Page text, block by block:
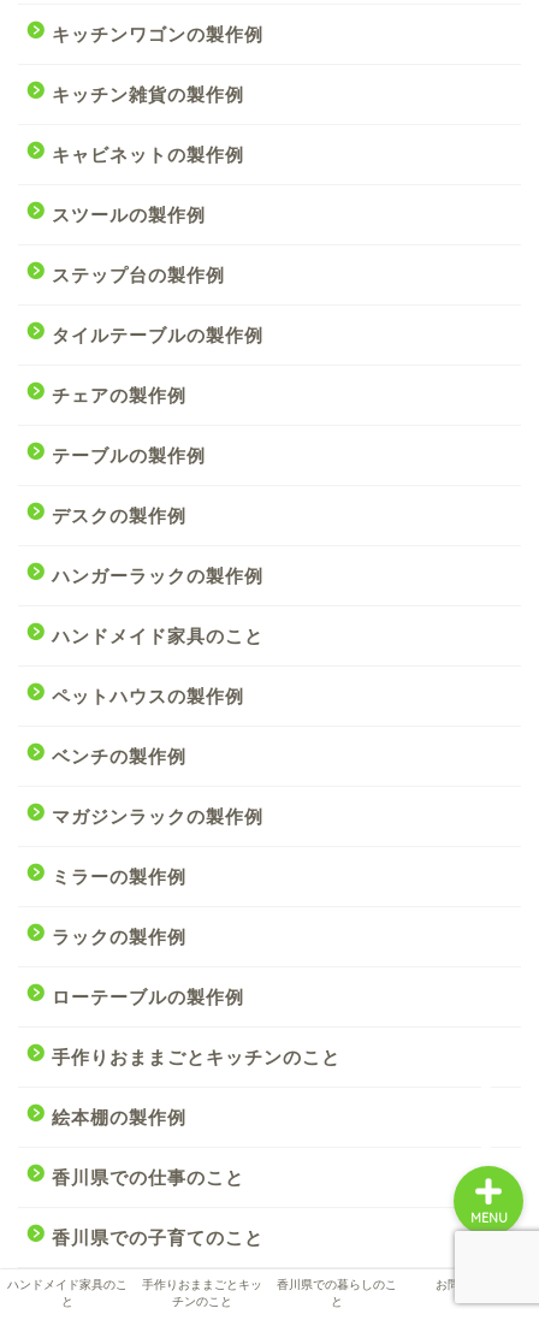
キッチンワゴンの製作例
キッチン雑貨の製作例
キャビネットの製作例
スツールの製作例
ステップ台の製作例
タイルテーブルの製作例
チェアの製作例
テーブルの製作例
デスクの製作例
ハンガーラックの製作例
ハンドメイド家具のこと
ペットハウスの製作例
ベンチの製作例
マガジンラックの製作例
ミラーの製作例
ラックの製作例
ローテーブルの製作例
手作りおままごとキッチンのこと
絵本棚の製作例
香川県での仕事のこと
香川県での子育てのこと
香川県での暮らしのこと
ハンドメイド家具のこ
と
手作りおままごとキッ
チンのこと
香川県での暮らしのこ
と
お問い合わせ
MENU
香川県での暮らしのこと